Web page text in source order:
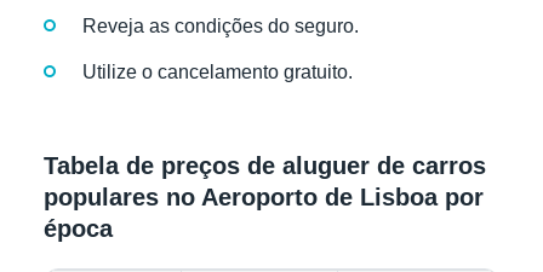
Reveja as condições do seguro.
Utilize o cancelamento gratuito.
Tabela de preços de aluguer de carros
populares no Aeroporto de Lisboa por
época